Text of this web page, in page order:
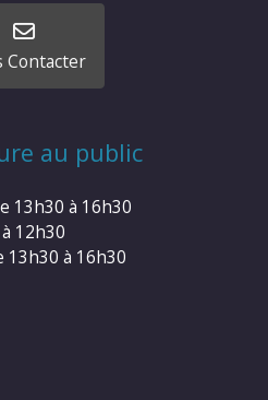
Contacter
au public
13h30 à 16h30
12h30
13h30 à 16h30